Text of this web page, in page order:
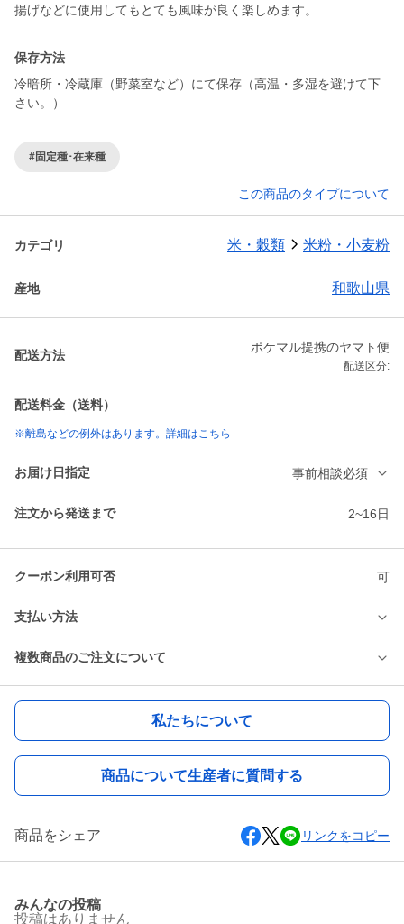
保存方法
冷暗所・冷蔵庫（野菜室など）にて保存（高温・多湿を避けて下
さい。）
#固定種･在来種
この商品のタイプについて
カテゴリ 米・穀類 米粉・小麦粉
産地 和歌山県
配送方法
ポケマル提携のヤマト便
配送区分:
配送料金（送料）
※離島などの例外はあります。詳細はこちら
お届け日指定 事前相談必須
注文から発送まで 2~16日
クーポン利用可否 可
支払い方法
複数商品のご注文について
私たちについて
商品について生産者に質問する
商品をシェア リンクをコピー
みんなの投稿
投稿はありません